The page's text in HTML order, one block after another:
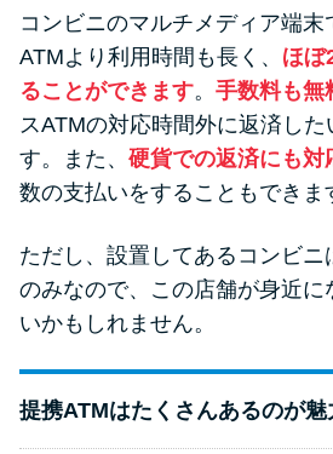
コンビニのマルチメディア端末
ATMより利用時間も長く、 ほぼ
ることができます。 手数料も無
スATMの対応時間外に返済し
す。また、 硬貨での返済にも対
数の支払いをすることもできま
ただし、設置してあるコンビニ
のみなので、この店舗が身近に
いかもしれません。
提携ATMはたくさんあるのが魅